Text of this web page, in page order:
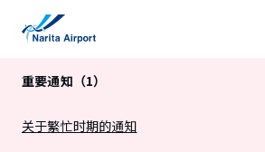
重要通知（1）
关于繁忙时期的通知